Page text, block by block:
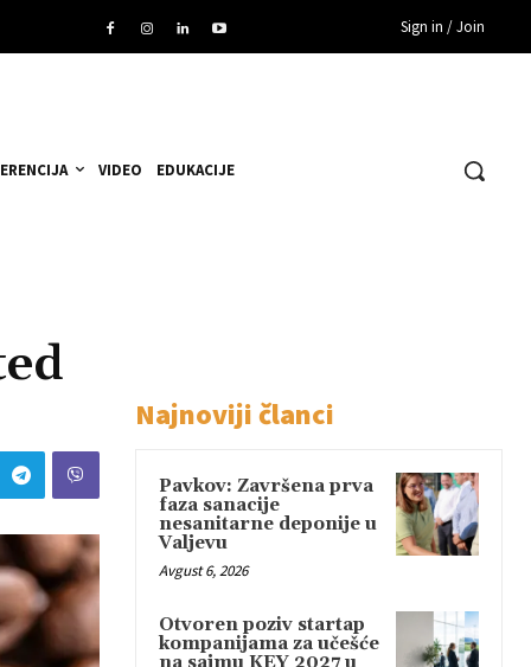
Sign in / Join
VIDEO EDUKACIJE
Najnoviji članci
Pavkov: Završena prva
faza sanacije
nesanitarne deponije u
Valjevu
Avgust 6, 2026
Otvoren poziv startap
kompanijama za učešće